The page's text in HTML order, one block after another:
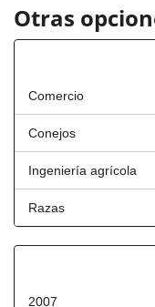
Otras
Comercio
Conejos
Ingeniería agrícola
Razas
2007